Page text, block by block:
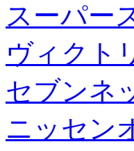
スーパー
ヴィクト
セブンネ
ニッセン